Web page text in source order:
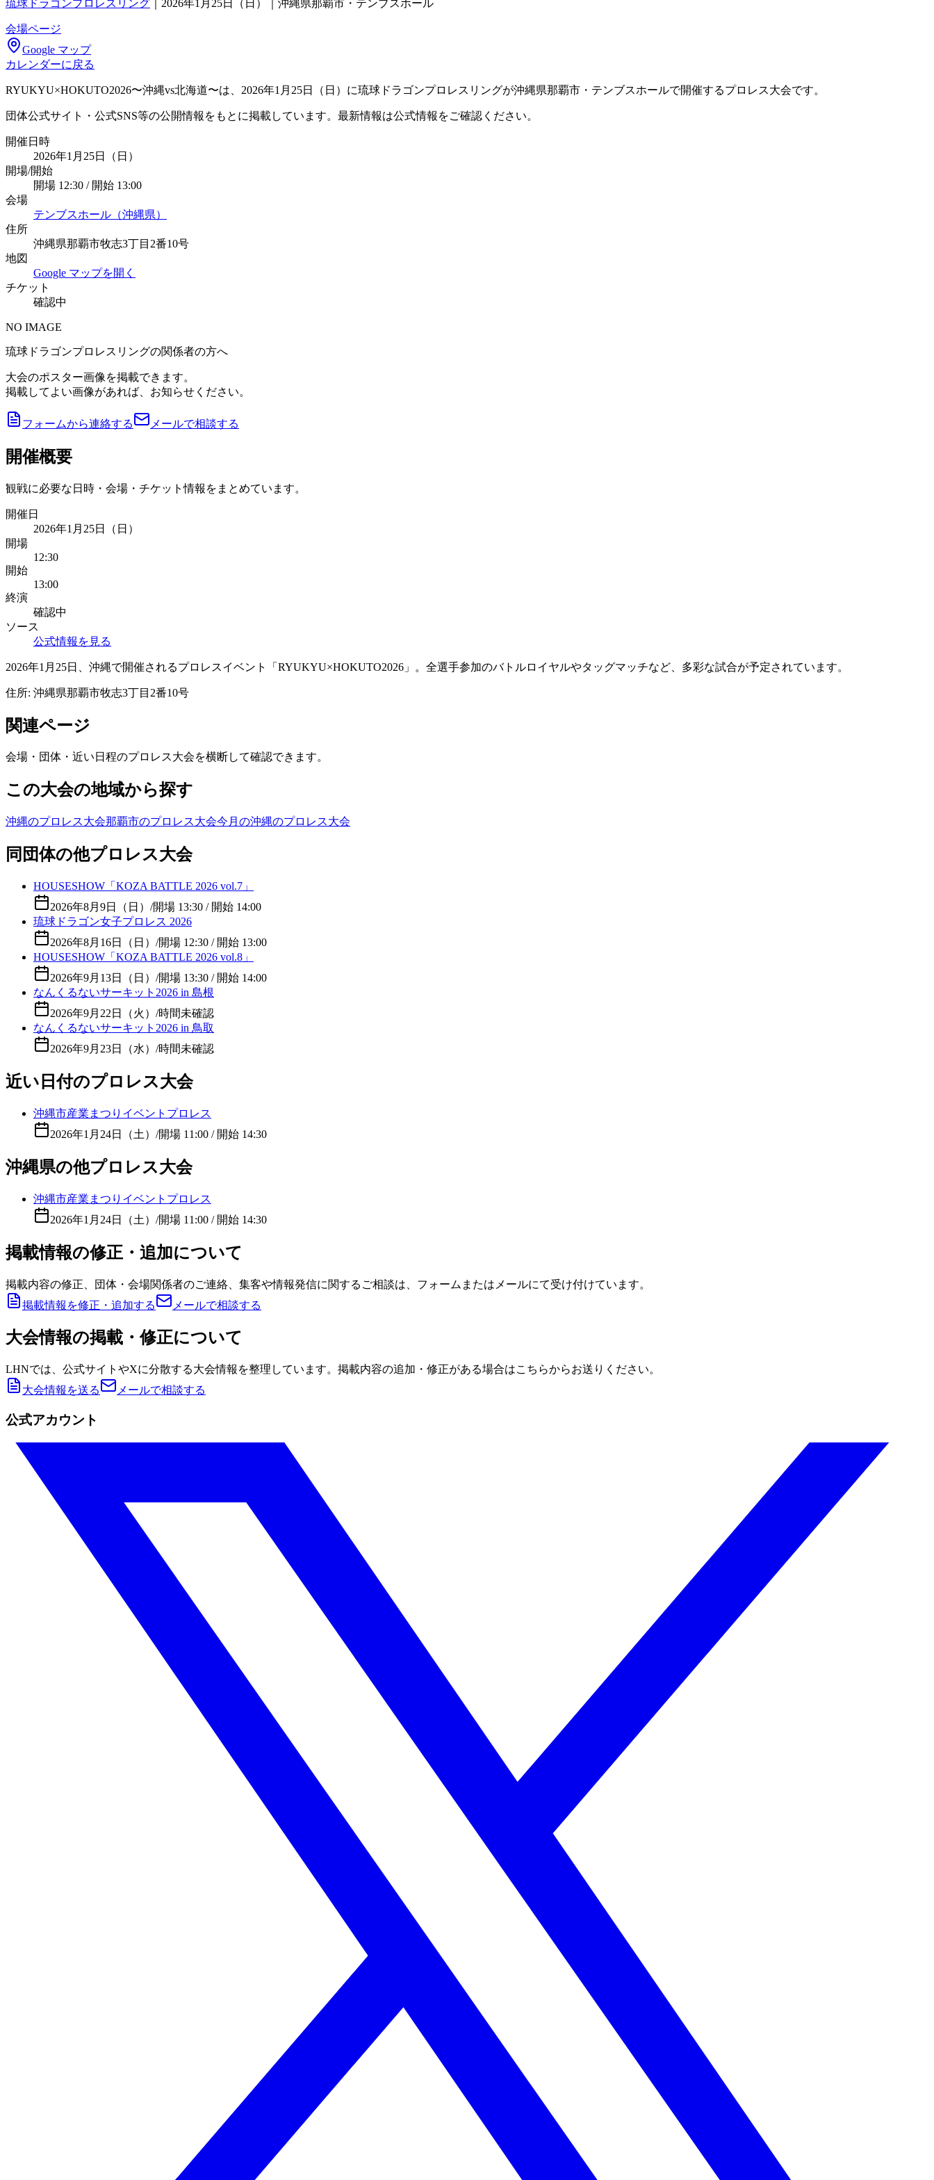
琉球ドラゴンプロレスリング 2026年1月25日（日）｜沖縄県那覇市・テンブスホール
会場ページ
Google マップ
カレンダーに戻る
RYUKYU×HOKUTO2026〜沖縄vs北海道〜は、2026年1月25日（日）に琉球ドラゴンプロレスリングが沖縄県那覇市・テンブスホールで開催するプロレス大会です。
団体公式サイト・公式SNS等の公開情報をもとに掲載しています。最新情報は公式情報をご確認ください。
開催日時
2026年1月25日（日）
開場/開始
開場 12:30 / 開始 13:00
会場
テンブスホール（沖縄県）
住所
沖縄県那覇市牧志3丁目2番10号
地図
Google マップを開く
チケット
確認中
NO IMAGE
琉球ドラゴンプロレスリングの関係者の方へ
大会のポスター画像を掲載できます。
掲載してよい画像があれば、お知らせください。
フォームから連絡する メールで相談する
開催概要
観戦に必要な日時・会場・チケット情報をまとめています。
開催日
2026年1月25日（日）
開場
12:30
開始
13:00
終演
確認中
ソース
公式情報を見る
2026年1月25日、沖縄で開催されるプロレスイベント「RYUKYU×HOKUTO2026」。全選手参加のバトルロイヤルやタッグマッチなど、多彩な試合が予定されています。
住所: 沖縄県那覇市牧志3丁目2番10号
関連ページ
会場・団体・近い日程のプロレス大会を横断して確認できます。
この大会の地域から探す
沖縄のプロレス大会那覇市のプロレス大会今月の沖縄のプロレス大会
同団体の他プロレス大会
HOUSESHOW「KOZA BATTLE 2026 vol.7」
2026年8月9日（日） /開場 13:30 / 開始 14:00
琉球ドラゴン女子プロレス 2026
2026年8月16日（日） /開場 12:30 / 開始 13:00
HOUSESHOW「KOZA BATTLE 2026 vol.8」
2026年9月13日（日） /開場 13:30 / 開始 14:00
なんくるないサーキット2026 in 島根
2026年9月22日（火） /時間未確認
なんくるないサーキット2026 in 鳥取
2026年9月23日（水） /時間未確認
近い日付のプロレス大会
沖縄市産業まつりイベントプロレス
2026年1月24日（土） /開場 11:00 / 開始 14:30
沖縄県の他プロレス大会
沖縄市産業まつりイベントプロレス
2026年1月24日（土） /開場 11:00 / 開始 14:30
掲載情報の修正・追加について
掲載内容の修正、団体・会場関係者のご連絡、集客や情報発信に関するご相談は、フォームまたはメールにて受け付けています。
掲載情報を修正・追加する
メールで相談する
大会情報の掲載・修正について
LHNでは、公式サイトやXに分散する大会情報を整理しています。掲載内容の追加・修正がある場合はこちらからお送りください。
大会情報を送る
メールで相談する
公式アカウント